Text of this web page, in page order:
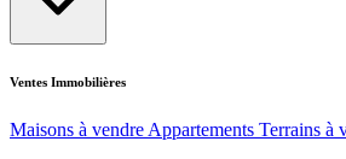
Ventes Immobilières
Maisons à vendre Appartements Terrains à